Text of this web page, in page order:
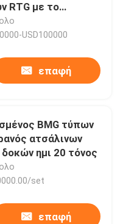
RTG με το
ελαστικό
USD100000
επαφή
BMG τύπων
ατσάλινων
ημι 20 τόνος
set
επαφή